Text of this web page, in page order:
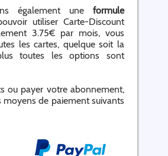
également une formule
utiliser Carte-Discount
3.75€ par mois, vous
les cartes, quelque soit la
toutes les options sont
ou payer votre abonnement,
moyens de paiement suivants